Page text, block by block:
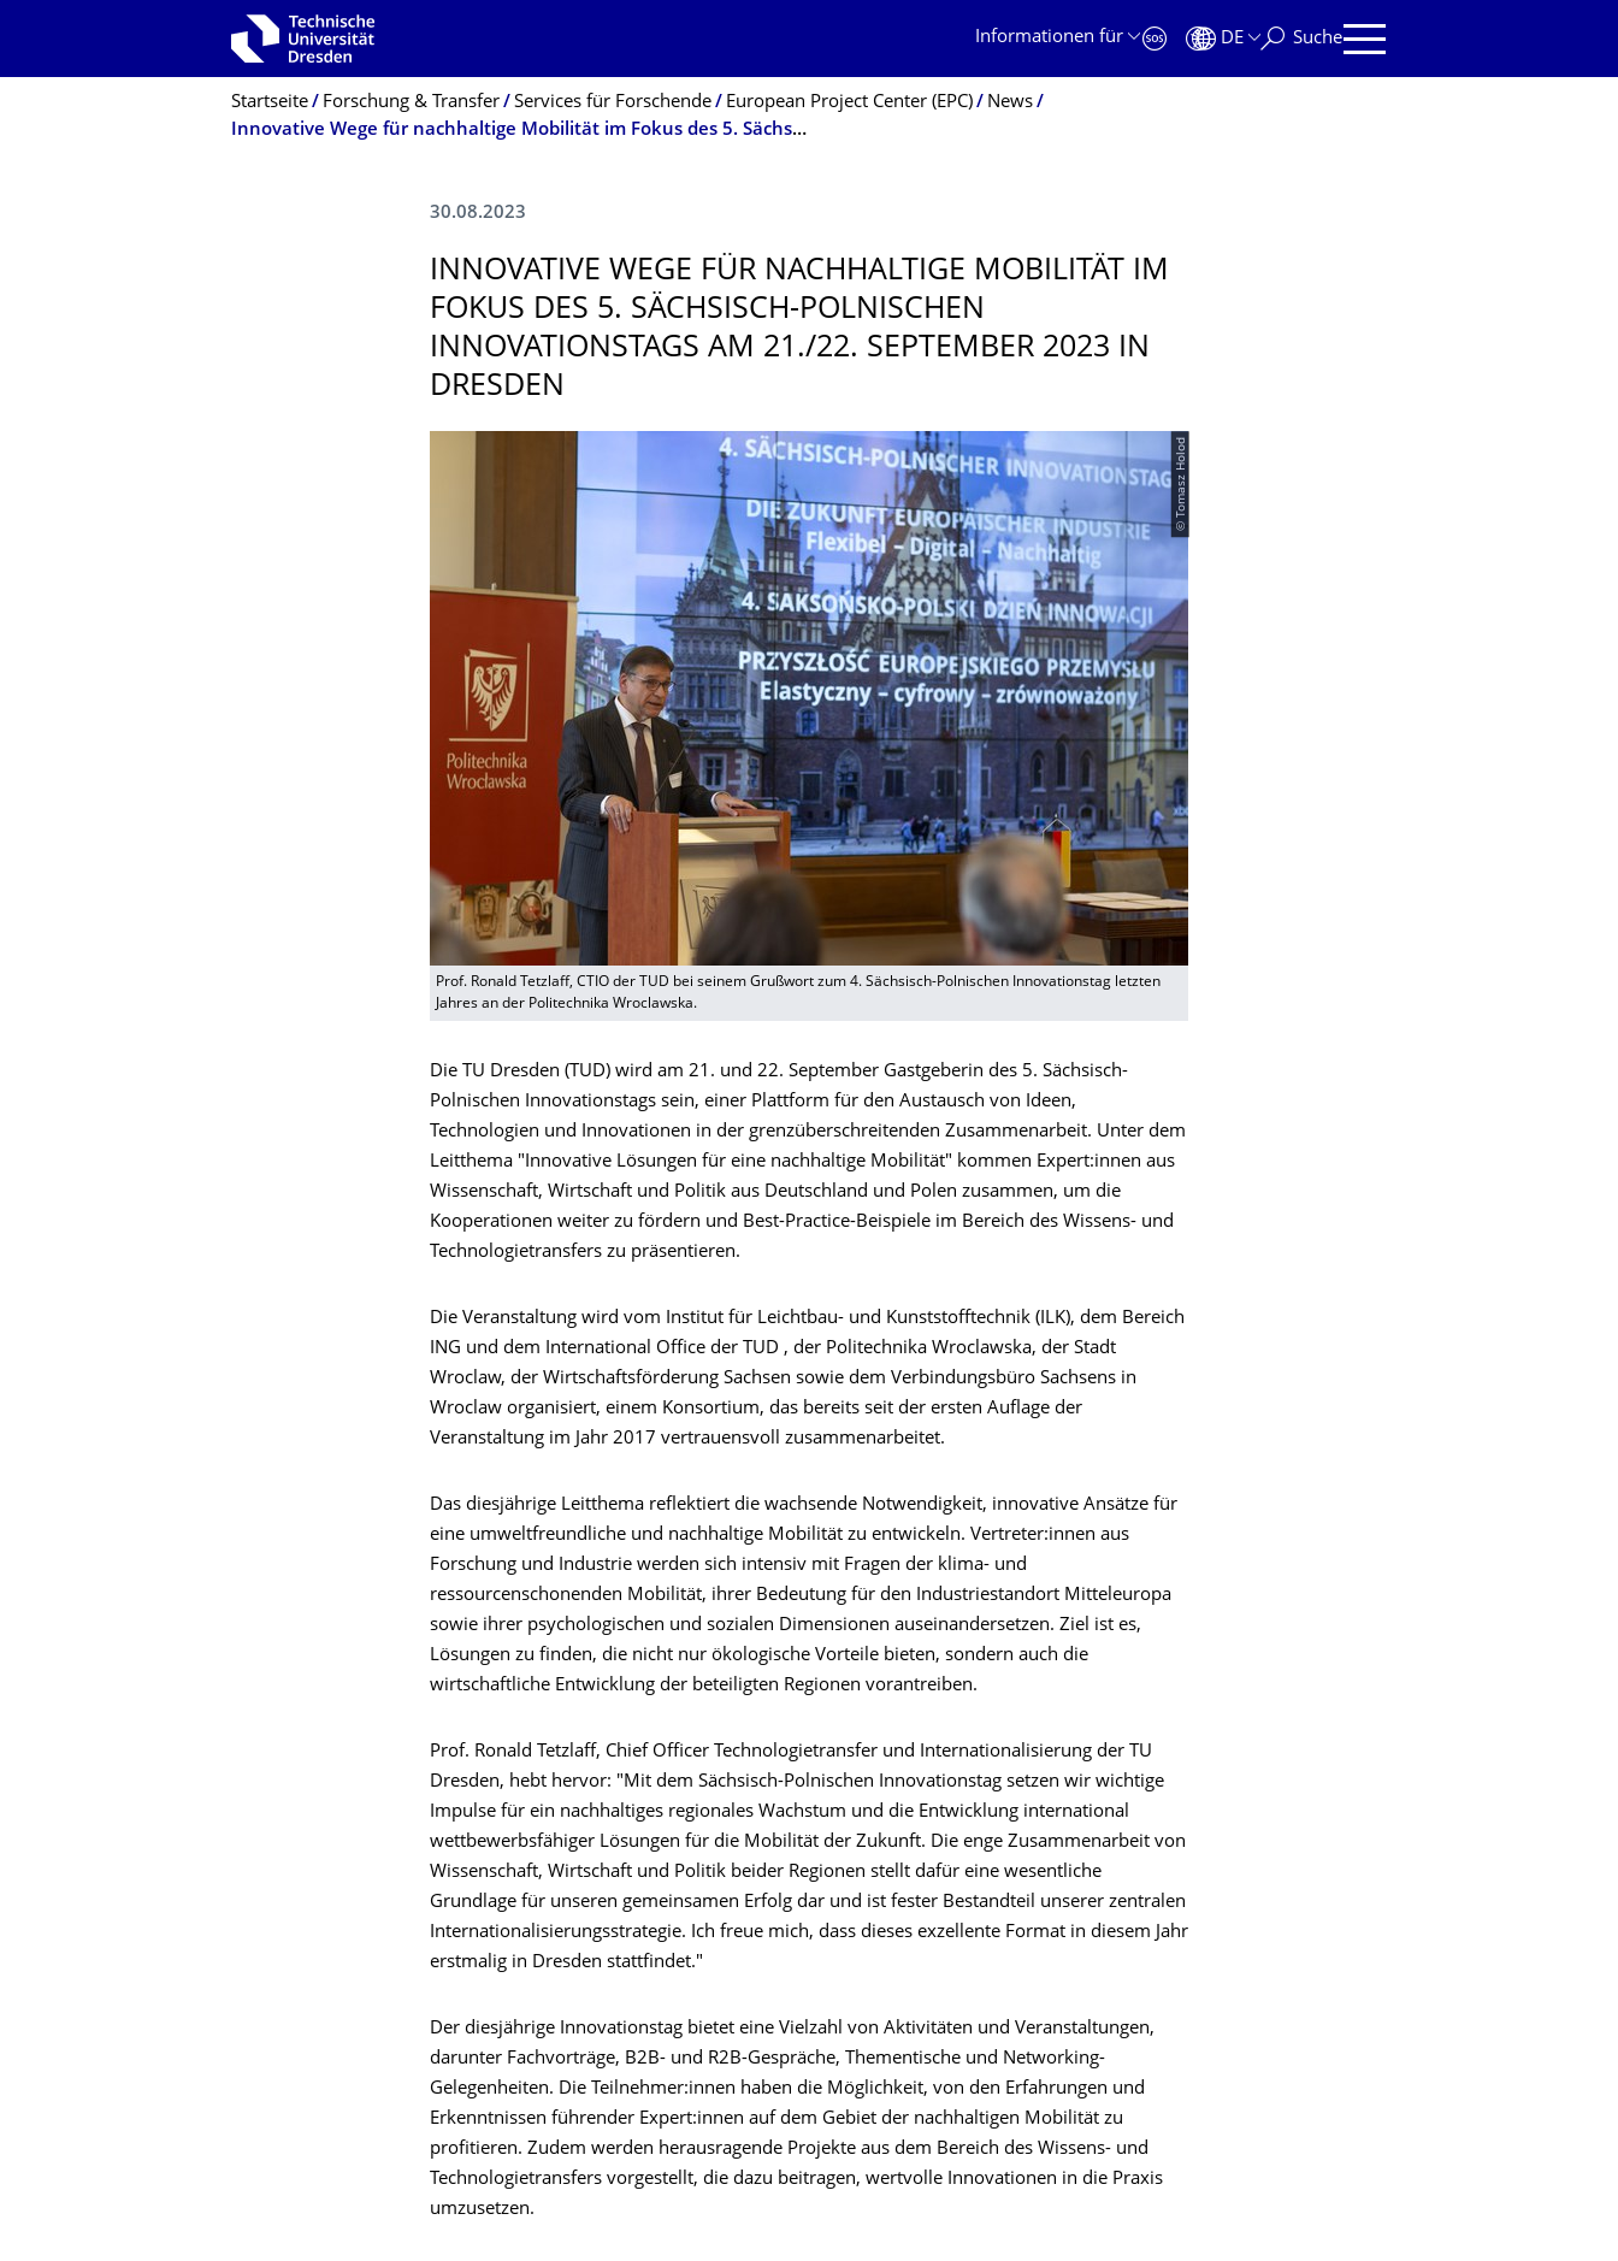
Zur Hauptnavigation springen
Informationen für
DE Suche
Breadcrumb-Menü
Startseite Forschung & Transfer Services für Forschende European Project Center (EPC)
News
Innovative Wege für nachhaltige Mobilität im Fokus des 5. Sächsisch-Polnischen Innovationstags am 21./22. September 2023 in Dresden
30.08.2023
INNOVATIVE WEGE FÜR NACHHALTIGE MOBILITÄT IM
FOKUS DES 5. SÄCHSISCH-POLNISCHEN
INNOVATIONSTAGS AM 21./22. SEPTEMBER 2023 IN
DRESDEN
© Tomasz Holod
Prof. Ronald Tetzlaff, CTIO der TUD bei seinem Grußwort zum 4. Sächsisch-Polnischen Innovationstag letzten
Jahres an der Politechnika Wroclawska.
Die TU Dresden (TUD) wird am 21. und 22. September Gastgeberin des 5. Sächsisch-
Polnischen Innovationstags sein, einer Plattform für den Austausch von Ideen,
Technologien und Innovationen in der grenzüberschreitenden Zusammenarbeit. Unter dem
Leitthema "Innovative Lösungen für eine nachhaltige Mobilität" kommen Expert:innen aus
Wissenschaft, Wirtschaft und Politik aus Deutschland und Polen zusammen, um die
Kooperationen weiter zu fördern und Best-Practice-Beispiele im Bereich des Wissens- und
Technologietransfers zu präsentieren.
Die Veranstaltung wird vom Institut für Leichtbau- und Kunststofftechnik (ILK), dem Bereich
ING und dem International Office der TUD , der Politechnika Wroclawska, der Stadt
Wroclaw, der Wirtschaftsförderung Sachsen sowie dem Verbindungsbüro Sachsens in
Wroclaw organisiert, einem Konsortium, das bereits seit der ersten Auflage der
Veranstaltung im Jahr 2017 vertrauensvoll zusammenarbeitet.
Das diesjährige Leitthema reflektiert die wachsende Notwendigkeit, innovative Ansätze für
eine umweltfreundliche und nachhaltige Mobilität zu entwickeln. Vertreter:innen aus
Forschung und Industrie werden sich intensiv mit Fragen der klima- und
ressourcenschonenden Mobilität, ihrer Bedeutung für den Industriestandort Mitteleuropa
sowie ihrer psychologischen und sozialen Dimensionen auseinandersetzen. Ziel ist es,
Lösungen zu finden, die nicht nur ökologische Vorteile bieten, sondern auch die
wirtschaftliche Entwicklung der beteiligten Regionen vorantreiben.
Prof. Ronald Tetzlaff, Chief Officer Technologietransfer und Internationalisierung der TU
Dresden, hebt hervor: "Mit dem Sächsisch-Polnischen Innovationstag setzen wir wichtige
Impulse für ein nachhaltiges regionales Wachstum und die Entwicklung international
wettbewerbsfähiger Lösungen für die Mobilität der Zukunft. Die enge Zusammenarbeit von
Wissenschaft, Wirtschaft und Politik beider Regionen stellt dafür eine wesentliche
Grundlage für unseren gemeinsamen Erfolg dar und ist fester Bestandteil unserer zentralen
Internationalisierungsstrategie. Ich freue mich, dass dieses exzellente Format in diesem Jahr
erstmalig in Dresden stattfindet."
Der diesjährige Innovationstag bietet eine Vielzahl von Aktivitäten und Veranstaltungen,
darunter Fachvorträge, B2B- und R2B-Gespräche, Thementische und Networking-
Gelegenheiten. Die Teilnehmer:innen haben die Möglichkeit, von den Erfahrungen und
Erkenntnissen führender Expert:innen auf dem Gebiet der nachhaltigen Mobilität zu
profitieren. Zudem werden herausragende Projekte aus dem Bereich des Wissens- und
Technologietransfers vorgestellt, die dazu beitragen, wertvolle Innovationen in die Praxis
umzusetzen.